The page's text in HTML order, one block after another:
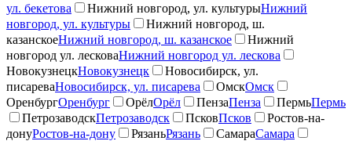
ул. бекетова
Нижний новгород, ул. культурыНижний
новгород, ул. культуры
Нижний новгород, ш.
казанскоеНижний новгород, ш. казанское
Нижний
новгород ул. лесковаНижний новгород ул. лескова
НовокузнецкНовокузнецк
Новосибирск, ул.
писареваНовосибирск, ул. писарева ОмскОмск
ОренбургОренбург ОрёлОрёл ПензаПенза ПермьПермь
ПетрозаводскПетрозаводск ПсковПсков
Ростов-на-
донуРостов-на-дону РязаньРязань СамараСамара